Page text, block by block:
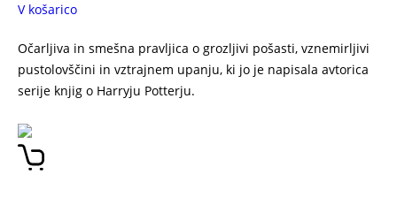
V košarico
Očarljiva in smešna pravljica o grozljivi pošasti, vznemirljivi
pustolovščini in vztrajnem upanju, ki jo je napisala avtorica
serije knjig o Harryju Potterju.